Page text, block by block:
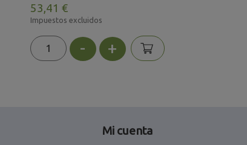
53,41 €
Impuestos excluidos
- +
Mi cuenta